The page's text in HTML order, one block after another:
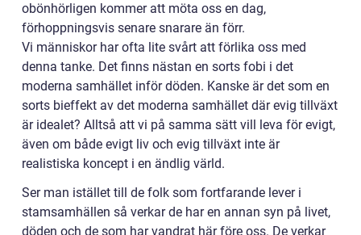
obönhörligen kommer att möta oss en dag,
förhoppningsvis senare snarare än förr.
Vi människor har ofta lite svårt att förlika oss med
denna tanke. Det finns nästan en sorts fobi i det
moderna samhället inför döden. Kanske är det som en
sorts bieffekt av det moderna samhället där evig tillväxt
är idealet? Alltså att vi på samma sätt vill leva för evigt,
även om både evigt liv och evig tillväxt inte är
realistiska koncept i en ändlig värld.
Ser man istället till de folk som fortfarande lever i
stamsamhällen så verkar de har en annan syn på livet,
döden och de som har vandrat här före oss. De verkar